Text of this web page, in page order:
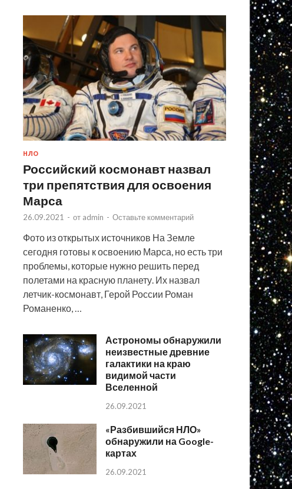
НЛО
Российский космонавт назвал
три препятствия для освоения
Марса
26.09.2021 - от admin - Оставьте комментарий
Фото из открытых источников На Земле
сегодня готовы к освоению Марса, но есть три
проблемы, которые нужно решить перед
полетами на красную планету. Их назвал
летчик-космонавт, Герой России Роман
Романенко, …
Астрономы обнаружили
неизвестные древние
галактики на краю
видимой части
Вселенной
26.09.2021
«Разбившийся НЛО»
обнаружили на Google-
картах
26.09.2021